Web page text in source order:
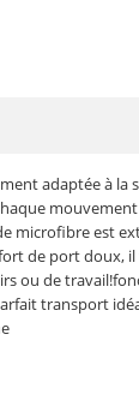
adaptée à la
microfibre est
de port doux,
ou de
transport